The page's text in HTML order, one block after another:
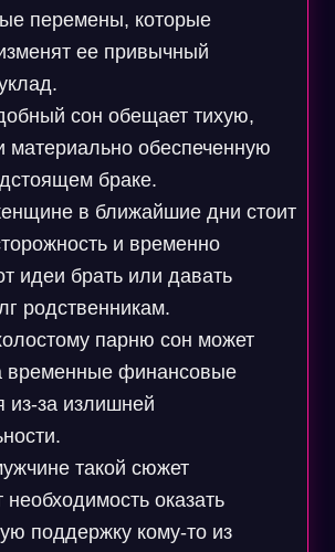
перемены, которые
ее привычный
сон обещает тихую,
материально обеспеченную
браке.
в ближайшие дни стоит
и временно
идеи брать или давать
родственникам.
парню сон может
временные финансовые
из-за излишней
такой сюжет
оказать
поддержку кому-то из